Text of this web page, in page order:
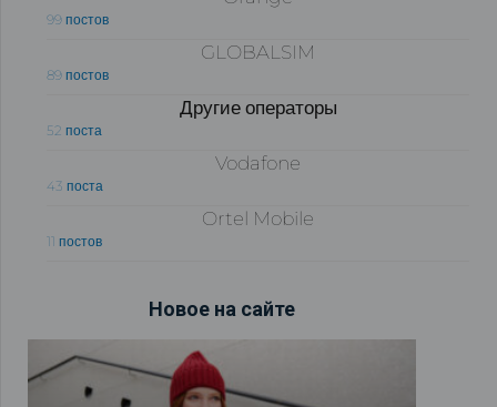
99 постов
GLOBALSIM
89 постов
Другие операторы
52 поста
Vodafone
43 поста
Ortel Mobile
11 постов
Новое на сайте